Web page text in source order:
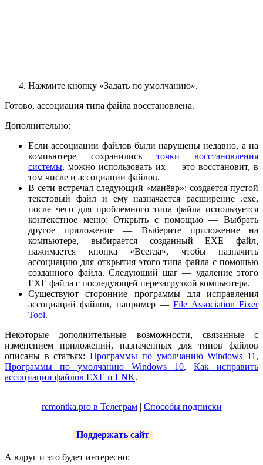
Нажмите кнопку «Задать по умолчанию».
Готово, ассоциация типа файла восстановлена.
Дополнительно:
Если ассоциации файлов были нарушены недавно, а на
компьютере сохранилисьточки восстановления
системы, можно использовать их — это восстановит, в
том числе и ассоциации файлов.
В сети встречал следующий «манёвр»: создается пустой
текстовый файл и ему назначается расширение .exe,
после чего для проблемного типа файла используется
контекстное меню: Открыть с помощью — Выбрать
другое приложение — Выберите приложение на
компьютере, выбирается созданный EXE файл,
нажимается кнопка «Всегда», чтобы назначить
ассоциацию для открытия этого типа файла с помощью
созданного файла. Следующий шаг — удаление этого
EXE файла с последующей перезагрузкой компьютера.
Существуют сторонние программы для исправления
ассоциаций файлов, например —File Association Fixer
Tool.
Некоторые дополнительные возможности, связанные с
изменением приложений, назначенных для типов файлов
описаны в статьях:Программы по умолчанию Windows 11 ,
Программы по умолчанию Windows 10, Как исправить
ассоциации файлов EXE и LNK.
remontka.pro в Телеграм| Способы подписки
Поддержать сайт
А вдруг и это будет интересно: